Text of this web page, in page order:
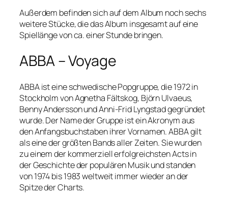
Außerdem befinden sich auf dem Album noch sechs
weitere Stücke, die das Album insgesamt auf eine
Spiellänge von ca. einer Stunde bringen.
ABBA – Voyage
ABBA ist eine schwedische Popgruppe, die 1972 in
Stockholm von Agnetha Fältskog, Björn Ulvaeus,
Benny Andersson und Anni-Frid Lyngstad gegründet
wurde. Der Name der Gruppe ist ein Akronym aus
den Anfangsbuchstaben ihrer Vornamen. ABBA gilt
als eine der größten Bands aller Zeiten. Sie wurden
zu einem der kommerziell erfolgreichsten Acts in
der Geschichte der populären Musik und standen
von 1974 bis 1983 weltweit immer wieder an der
Spitze der Charts.